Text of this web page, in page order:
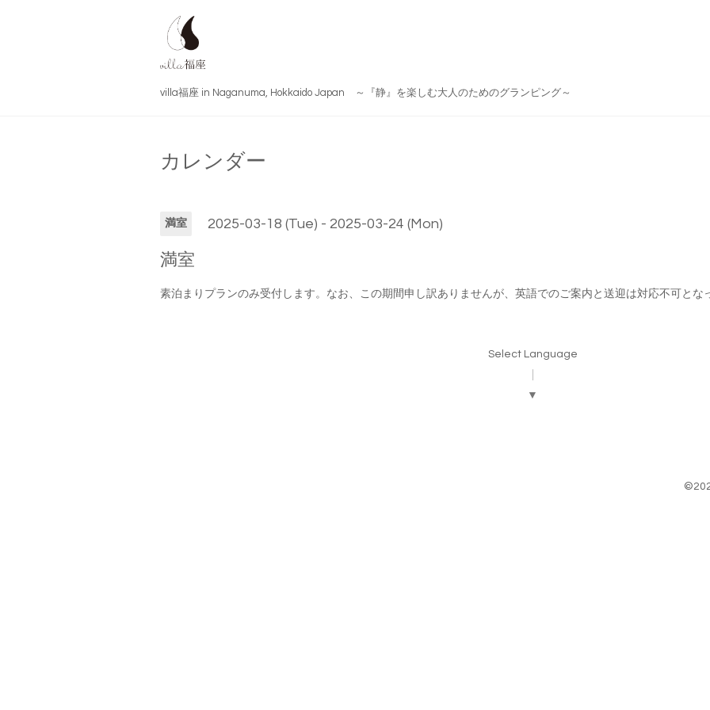
villa福座 in Naganuma, Hokkaido Japan ～『静』を楽しむ大人のためのグランピング～
カレンダー
満室 2025-03-18 (Tue) - 2025-03-24 (Mon)
満室
素泊まりプランのみ受付します。なお、この期間申し訳ありませんが、英語でのご案内と送迎は対応不可とな
Select Language
▼